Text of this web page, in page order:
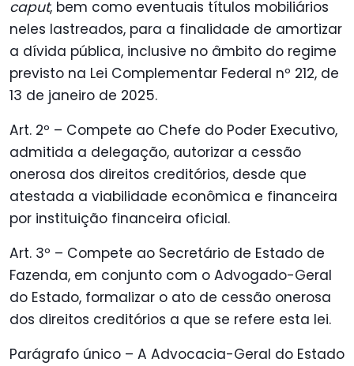
caput, bem como eventuais títulos mobiliários
neles lastreados, para a finalidade de amortizar
a dívida pública, inclusive no âmbito do regime
previsto na Lei Complementar Federal nº 212, de
13 de janeiro de 2025.
Art. 2º – Compete ao Chefe do Poder Executivo,
admitida a delegação, autorizar a cessão
onerosa dos direitos creditórios, desde que
atestada a viabilidade econômica e financeira
por instituição financeira oficial.
Art. 3º – Compete ao Secretário de Estado de
Fazenda, em conjunto com o Advogado-Geral
do Estado, formalizar o ato de cessão onerosa
dos direitos creditórios a que se refere esta lei.
Parágrafo único – A Advocacia-Geral do Estado